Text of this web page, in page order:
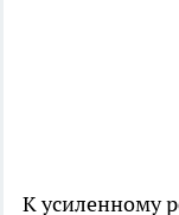
К усиленному